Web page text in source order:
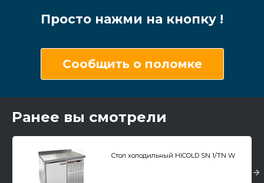
Просто нажми на кнопку !
Сообщить о поломке
Ранее вы смотрели
Стол холодильный HICOLD SN 1/TN W